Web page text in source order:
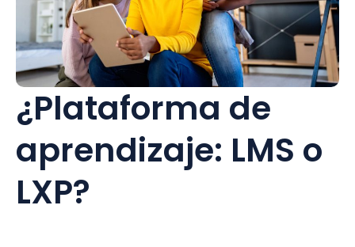
¿Plataforma de
aprendizaje: LMS o
LXP?